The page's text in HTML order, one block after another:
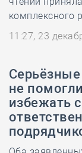
комплексного
11:27, 23
не
избежать